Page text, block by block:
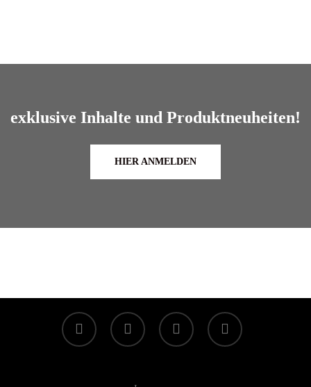
exklusive Inhalte und Produktneuheiten!
HIER ANMELDEN
facebook linkedin youtube instagram